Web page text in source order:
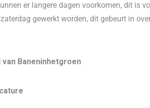
er langere dagen voorkomen, dit is
gewerkt worden, dit gebeurt in
Baneninhetgroen